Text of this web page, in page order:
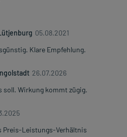
05.08.2021
Klare Empfehlung.
26.07.2026
soll. Wirkung kommt zügig.
Preis-Leistungs-Verhältnis